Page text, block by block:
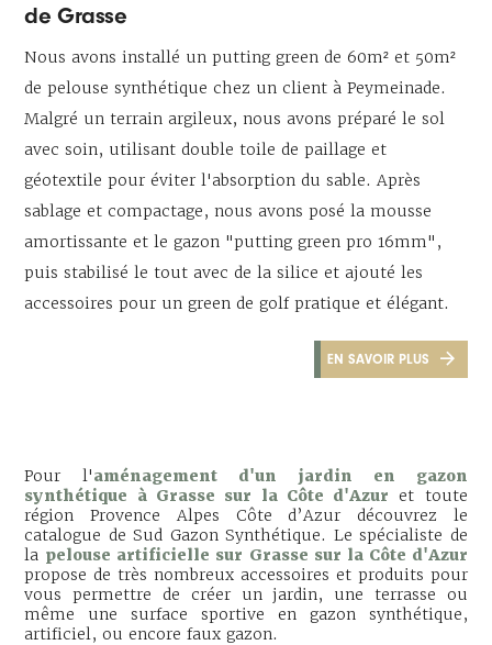
de Grasse
Nous avons installé un putting green de 60m² et 50m²
de pelouse synthétique chez un client à Peymeinade.
Malgré un terrain argileux, nous avons préparé le sol
avec soin, utilisant double toile de paillage et
géotextile pour éviter l'absorption du sable. Après
sablage et compactage, nous avons posé la mousse
amortissante et le gazon "putting green pro 16mm",
puis stabilisé le tout avec de la silice et ajouté les
accessoires pour un green de golf pratique et élégant.
EN SAVOIR PLUS
Pour l'aménagement d'un jardin en gazon
synthétique à Grasse sur la Côte d'Azur et toute
région Provence Alpes Côte d’Azur découvrez le
catalogue de Sud Gazon Synthétique. Le spécialiste de
la pelouse artificielle sur Grasse sur la Côte d'Azur
propose de très nombreux accessoires et produits pour
vous permettre de créer un jardin, une terrasse ou
même une surface sportive en gazon synthétique,
artificiel, ou encore faux gazon.